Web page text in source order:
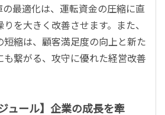
の最適化は、運転資金の圧縮に直
を大きく改善させます。また、
縮は、顧客満足度の向上と新た
繋がる、攻守に優れた経営改善
ュール】企業の成長を牽